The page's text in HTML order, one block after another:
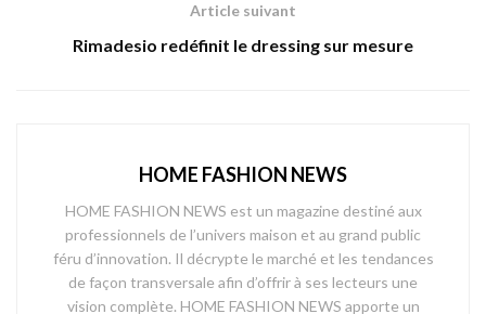
Article suivant
Rimadesio redéfinit le dressing sur mesure
HOME FASHION NEWS
HOME FASHION NEWS est un magazine destiné aux
professionnels de l’univers maison et au grand public
féru d’innovation. Il décrypte le marché et les tendances
de façon transversale afin d’offrir à ses lecteurs une
vision complète. HOME FASHION NEWS apporte un